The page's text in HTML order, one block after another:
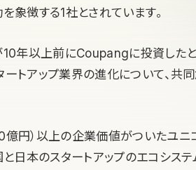
象徴する1社とされています。
以上前にCoupangに投資したと
ートアップ業界の進化について、共
億円）以上の企業価値がついたユニ
と日本のスタートアップのエコシス